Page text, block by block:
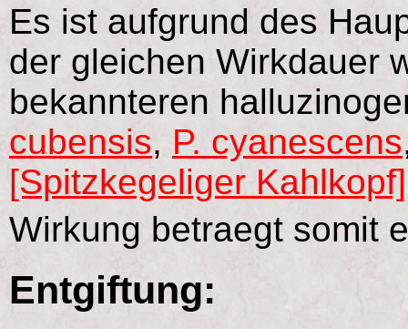
Es ist aufgrund des
der gleichen Wirkdauer
bekannteren
cubensis, P. cyanescens
[Spitzkegeliger Kahlkopf]
Wirkung betraegt somit
Entgiftung: